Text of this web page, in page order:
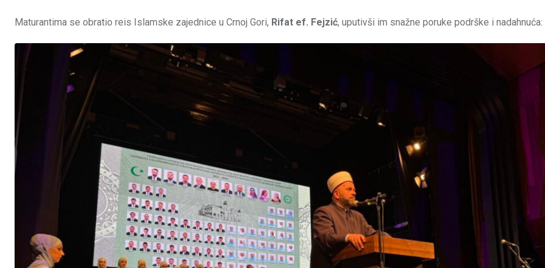
Maturantima se obratio reis Islamske zajednice u Crnoj Gori, Rifat ef. Fejzić, uputivši im snažne poruke podrške i nadahnuća: